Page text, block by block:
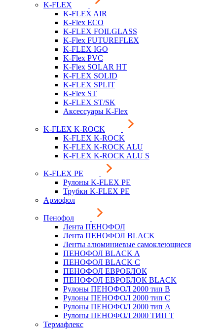
K-FLEX
K-FLEX AIR
K-Flex ECO
K-FLEX FOILGLASS
K-Flex FUTUREFLEX
K-FLEX IGO
K-Flex PVC
K-Flex SOLAR HT
K-FLEX SOLID
K-FLEX SPLIT
K-Flex ST
K-FLEX ST/SK
Аксессуары K-Flex
K-FLEX K-ROCK
K-FLEX K-ROCK
K-FLEX K-ROCK ALU
K-FLEX K-ROCK ALU S
K-FLEX PE
Рулоны K-FLEX PE
Трубки K-FLEX PE
Армофол
Пенофол
Лента ПЕНОФОЛ
Лента ПЕНОФОЛ BLACK
Ленты алюминиевые самоклеющиеся
ПЕНОФОЛ BLACK A
ПЕНОФОЛ BLACK С
ПЕНОФОЛ ЕВРОБЛОК
ПЕНОФОЛ ЕВРОБЛОК BLACK
Рулоны ПЕНОФОЛ 2000 тип B
Рулоны ПЕНОФОЛ 2000 тип C
Рулоны ПЕНОФОЛ 2000 тип А
Рулоны ПЕНОФОЛ 2000 ТИП Т
Термафлекс